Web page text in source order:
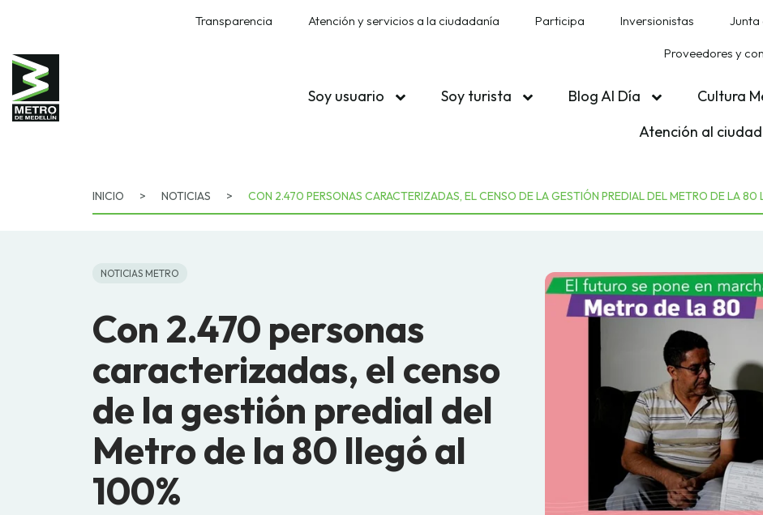
Transparencia Atención y servicios a la ciudadanía Participa Inversionistas Junta
Proveedores y
Soy usuario Soy turista Blog Al Día
Cultura
Atención al
INICIO > NOTICIAS > CON 2.470 PERSONAS CARACTERIZADAS, EL CENSO DE LA GESTIÓN PREDIAL DEL METRO DE LA 80
NOTICIAS METRO
Con 2.470 personas
caracterizadas, el censo
de la gestión predial del
Metro de la 80 llegó al
100%